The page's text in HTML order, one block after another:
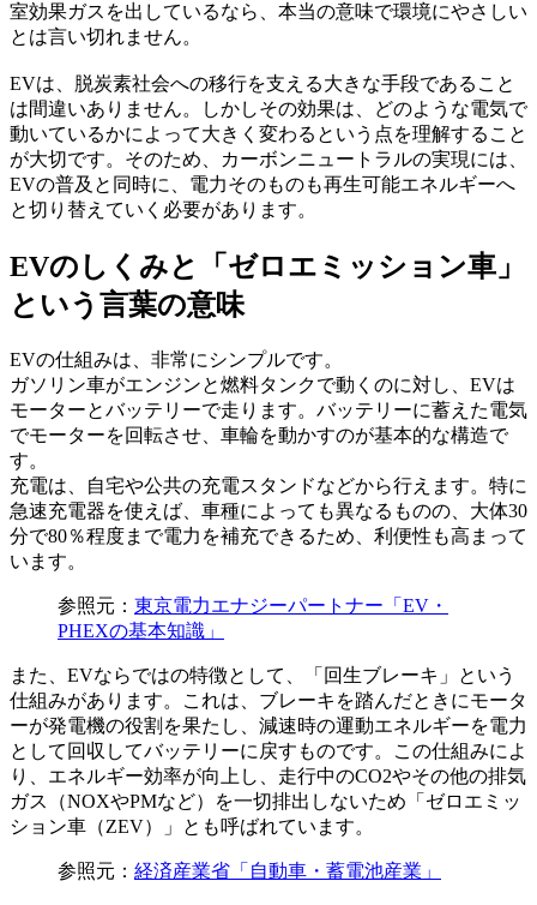
室効果ガスを出しているなら、本当の意味で環境にやさしい
とは言い切れません。
EVは、脱炭素社会への移行を支える大きな手段であること
は間違いありません。しかしその効果は、どのような電気で
動いているかによって大きく変わるという点を理解すること
が大切です。そのため、カーボンニュートラルの実現には、
EVの普及と同時に、電力そのものも再生可能エネルギーへ
と切り替えていく必要があります。
EVのしくみと「ゼロエミッション車」
という言葉の意味
EVの仕組みは、非常にシンプルです。
ガソリン車がエンジンと燃料タンクで動くのに対し、EVは
モーターとバッテリーで走ります。バッテリーに蓄えた電気
でモーターを回転させ、車輪を動かすのが基本的な構造で
す。
充電は、自宅や公共の充電スタンドなどから行えます。特に
急速充電器を使えば、車種によっても異なるものの、大体30
分で80％程度まで電力を補充できるため、利便性も高まって
います。
参照元： 東京電力エナジーパートナー「EV・
PHEXの基本知識」
また、EVならではの特徴として、「回生ブレーキ」という
仕組みがあります。これは、ブレーキを踏んだときにモータ
ーが発電機の役割を果たし、減速時の運動エネルギーを電力
として回収してバッテリーに戻すものです。この仕組みによ
り、エネルギー効率が向上し、走行中のCO2やその他の排気
ガス（NOXやPMなど）を一切排出しないため「ゼロエミッ
ション車（ZEV）」とも呼ばれています。
参照元： 経済産業省「自動車・蓄電池産業」